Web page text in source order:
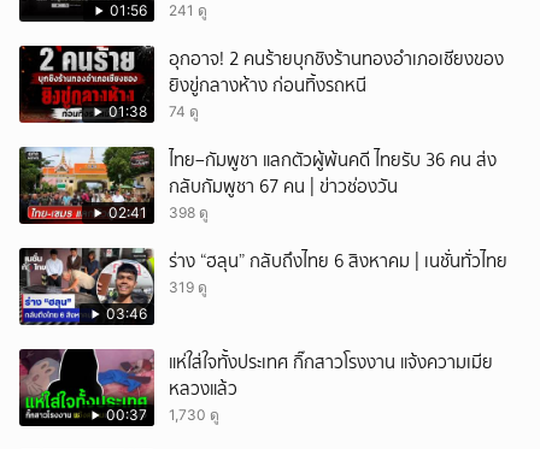
01:56 241 ดู
01:38
อุกอาจ! 2 คนร้ายบุกชิงร้านทองอำเภอเชียงของ
ยิงขู่กลางห้าง ก่อนทิ้งรถหนี
74 ดู
02:41
ไทย–กัมพูชา แลกตัวผู้พ้นคดี ไทยรับ 36 คน ส่ง
กลับกัมพูชา 67 คน | ข่าวช่องวัน
398 ดู
03:46
ร่าง “ฮลุน” กลับถึงไทย 6 สิงหาคม | เนชั่นทั่วไทย
319 ดู
00:37
แห่ใส่ใจทั้งประเทศ กิ๊กสาวโรงงาน แจ้งความเมีย
หลวงแล้ว
1,730 ดู